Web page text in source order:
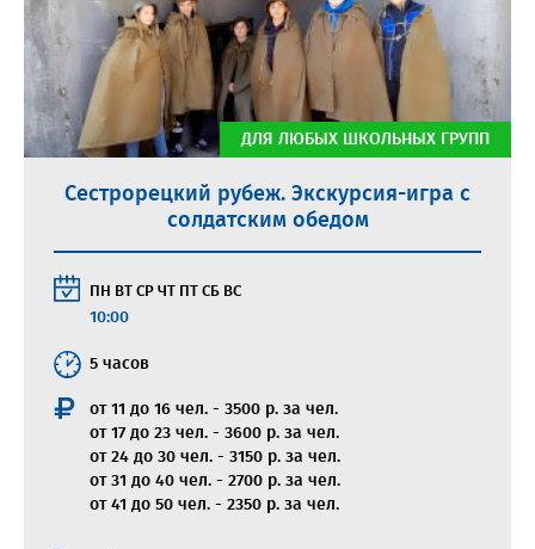
Сестрорецкий рубеж. Экскурсия-игра с
солдатским обедом
ДЛЯ ЛЮБЫХ ШКОЛЬНЫХ ГРУПП
ПН ВТ СР ЧТ ПТ СБ ВС
10:00
5 часов
от 11 до 16 чел. - 3500 р. за чел.
от 17 до 23 чел. - 3600 р. за чел.
от 24 до 30 чел. - 3150 р. за чел.
от 31 до 40 чел. - 2700 р. за чел.
от 41 до 50 чел. - 2350 р. за чел.